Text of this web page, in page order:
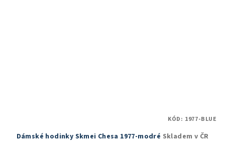
Dámské hodinky Skmei Chesa 1977-modré Skladem v ČR
KÓD: 1977-BLUE